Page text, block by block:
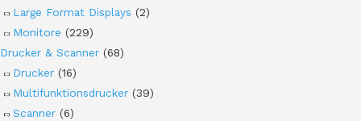
Large Format Displays (2)
Monitore (229)
Drucker & Scanner (68)
Drucker (16)
Multifunktionsdrucker (39)
Scanner (6)